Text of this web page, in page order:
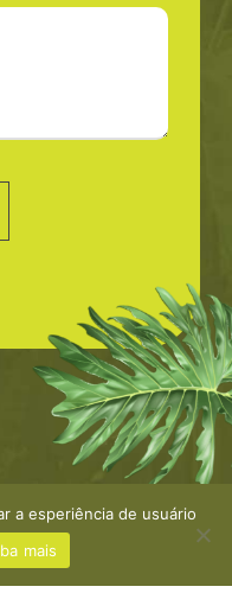
|Política de
a esperiência de usuário
mais